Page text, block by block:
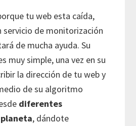
tu web esta caída,
servicio de monitorización
de mucha ayuda. Su
muy simple, una vez en su
la dirección de tu web y
de su algoritmo
diferentes
, dándote